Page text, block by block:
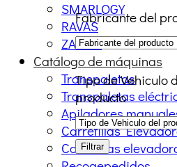
SMARLOGY
RAVAS
ZALLYS
Catálogo de máquinas
Transpaletas
Transpaletas
Apiladores
Carretillas
Carretillas
Fabricante del
Tipo de Vehiculo
producto
Filtrar